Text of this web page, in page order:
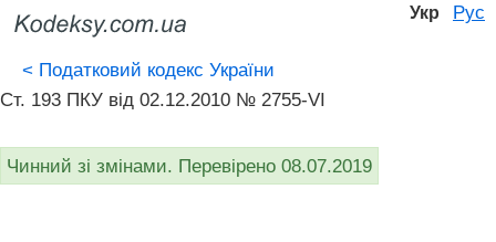
Укр Рус
< Податковий кодекс України
Ст. 193 ПКУ від 02.12.2010 № 2755-VI
Чинний зі змінами. Перевірено 08.07.2019